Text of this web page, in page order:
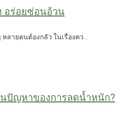
อร่อยซ่อนอ้วน
ลายคนต้องกลัว ในเรื่องคว...
นปัญหาของการลดน้ำหนัก?